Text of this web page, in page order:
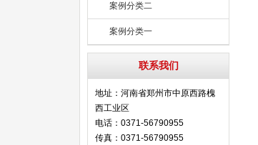
案例分类二
案例分类一
联系我们
地址：河南省郑州市中原西路槐
西工业区
电话：0371-56790955
传真：0371-56790955